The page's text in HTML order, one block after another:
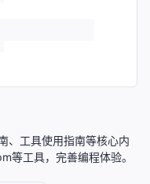
、工具使用指南等核心内
等工具，完善编程体验。